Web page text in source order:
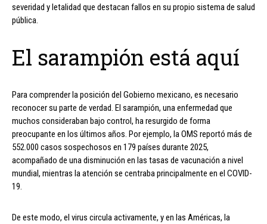
severidad y letalidad que destacan fallos en su propio sistema de salud
pública.
El sarampión está aquí
Para comprender la posición del Gobierno mexicano, es necesario
reconocer su parte de verdad. El sarampión, una enfermedad que
muchos consideraban bajo control, ha resurgido de forma
preocupante en los últimos años. Por ejemplo, la OMS reportó más de
552.000 casos sospechosos en 179 países durante 2025,
acompañado de una disminución en las tasas de vacunación a nivel
mundial, mientras la atención se centraba principalmente en el COVID-
19.
De este modo, el virus circula activamente, y en las Américas, la